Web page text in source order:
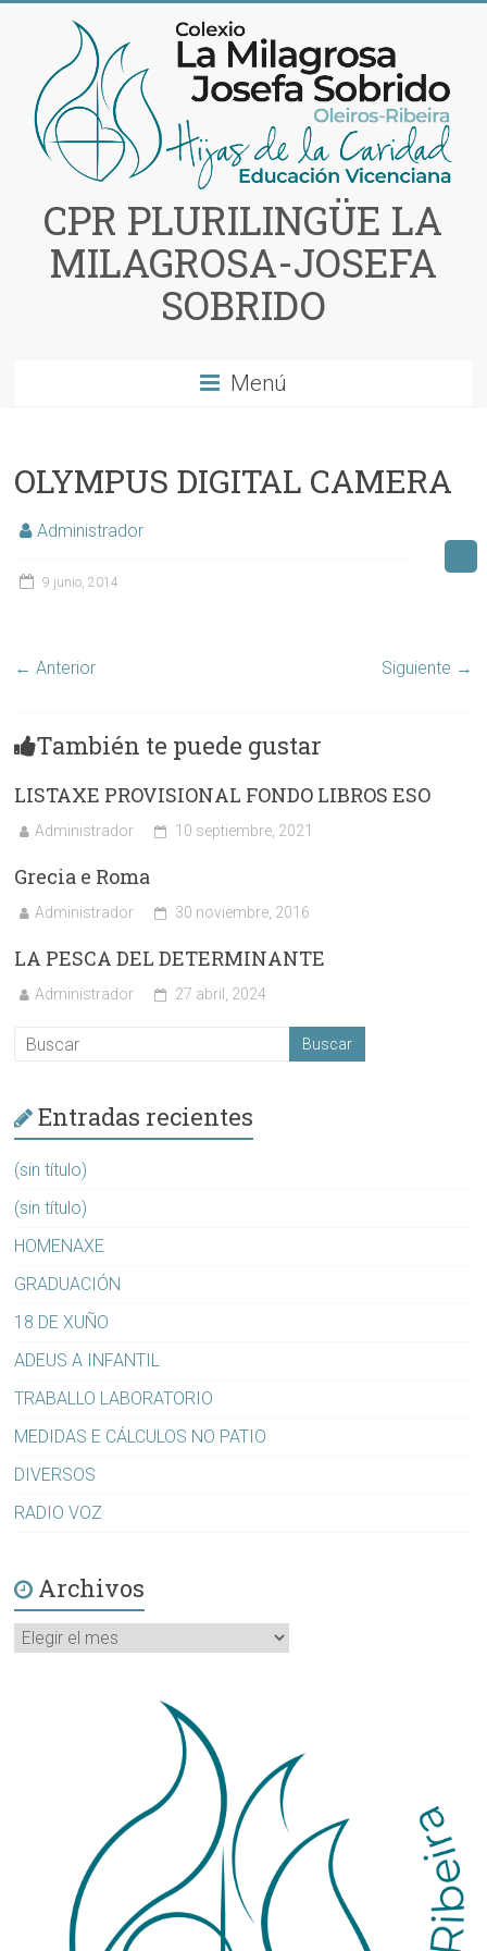
contenido
CPR PLURILINGÜE LA
MILAGROSA-JOSEFA
SOBRIDO
Menú
OLYMPUS DIGITAL CAMERA
Administrador
9 junio, 2014
← Anterior Siguiente →
También te puede gustar
LISTAXE PROVISIONAL FONDO LIBROS ESO
Administrador 10 septiembre, 2021
Grecia e Roma
Administrador 30 noviembre, 2016
LA PESCA DEL DETERMINANTE
Administrador 27 abril, 2024
Entradas recientes
(sin título)
(sin título)
HOMENAXE
GRADUACIÓN
18 DE XUÑO
ADEUS A INFANTIL
TRABALLO LABORATORIO
MEDIDAS E CÁLCULOS NO PATIO
DIVERSOS
RADIO VOZ
Archivos
Archivos